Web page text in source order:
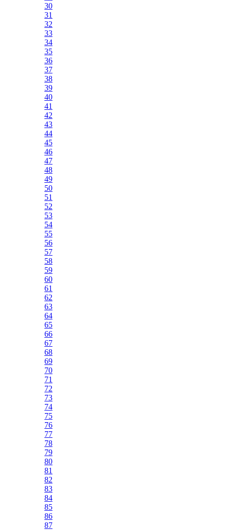
30
31
32
33
34
35
36
37
38
39
40
41
42
43
44
45
46
47
48
49
50
51
52
53
54
55
56
57
58
59
60
61
62
63
64
65
66
67
68
69
70
71
72
73
74
75
76
77
78
79
80
81
82
83
84
85
86
87